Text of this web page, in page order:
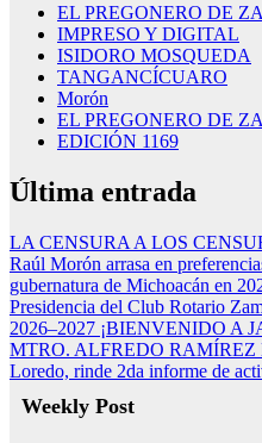
EL PREGONERO DE
IMPRESO Y DIGITAL
ISIDORO MOSQUEDA
TANGANCÍCUARO
Morón
EL PREGONERO DE
EDICIÓN 1169
Última entrada
LA CENSURA A LOS
Raúl Morón arrasa en
gubernatura de Michoacán en
Presidencia del Club Rotario
2026–2027 ¡BIENVENIDO A
MTRO. ALFREDO
Loredo, rinde 2da informe de
Weekly Post